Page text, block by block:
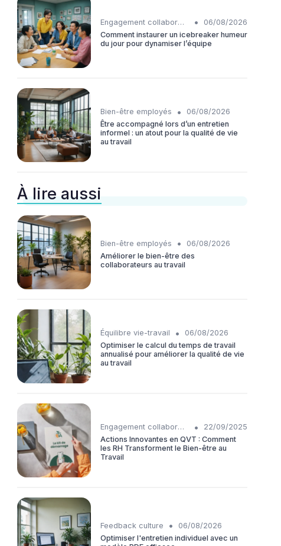
Engagement collaborateurs •
06/08/2026
Comment instaurer un icebreaker humeur
du jour pour dynamiser l’équipe
Bien-être employés •
06/08/2026
Être accompagné lors d’un entretien
informel : un atout pour la qualité de vie
au travail
À lire aussi
Bien-être employés •
06/08/2026
Améliorer le bien-être des
collaborateurs au travail
Équilibre vie-travail •
06/08/2026
Optimiser le calcul du temps de travail
annualisé pour améliorer la qualité de vie
au travail
Engagement collaborateurs •
22/09/2025
Actions Innovantes en QVT : Comment
les RH Transforment le Bien-être au
Travail
Feedback culture •
06/08/2026
Optimiser l'entretien individuel avec un